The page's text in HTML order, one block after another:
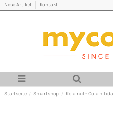
Neue Artikel Kontakt
Startseite Smartshop Kola nut - Cola nitida